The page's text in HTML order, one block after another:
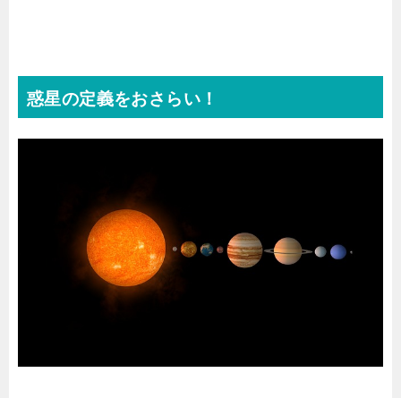
惑星の定義をおさらい！